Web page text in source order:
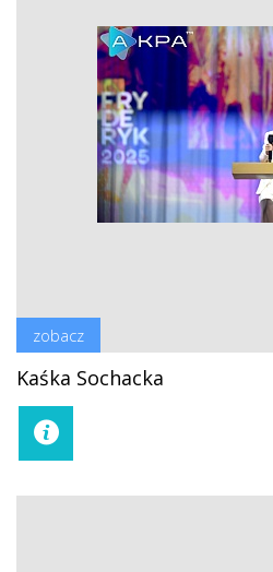
zobacz
Kaśka Sochacka